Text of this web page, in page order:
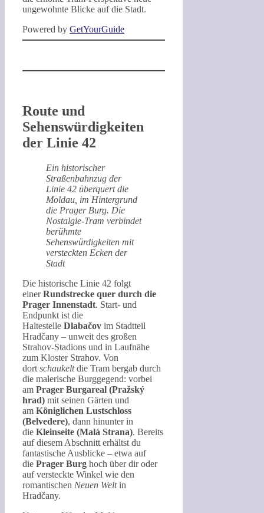
ungewohnte Blicke auf die Stadt.
Powered by GetYourGuide
Route und
Sehenswürdigkeiten
der Linie 42
Ein historischer
Straßenbahnzug der
Linie 42 überquert die
Moldau, im Hintergrund
die Prager Burg. Die
Nostalgie-Tram verbindet
berühmte
Sehenswürdigkeiten mit
versteckten Ecken der
Stadt
Die historische Linie 42 folgt
einerRundstrecke quer durch die
Prager Innenstadt. Start- und
Endpunkt ist die
Haltestelle Dlabačov im Stadtteil
Hradčany – unweit des großen
Strahov-Stadions und in Laufnähe
zum Kloster Strahov. Von
dort schaukeltdie Tram bergab durch
die malerische Burggegend: vorbei
am Prager Burgareal (Pražský
hrad) mit seinen Gärten und
am Königlichen Lustschloss
(Belvedere), dann hinunter in
die Kleinseite (Malá Strana). Bereits
auf diesem Abschnitt erhältst du
fantastische Ausblicke – etwa auf
die Prager Burg hoch über dir oder
auf versteckte Winkel wie den
romantischen Neuen Weltin
Hradčany.